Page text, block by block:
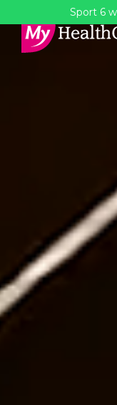
Sport 6